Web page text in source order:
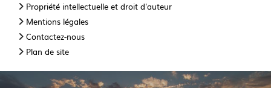
Propriété intellectuelle et droit d'auteur
Mentions légales
Contactez-nous
Plan de site